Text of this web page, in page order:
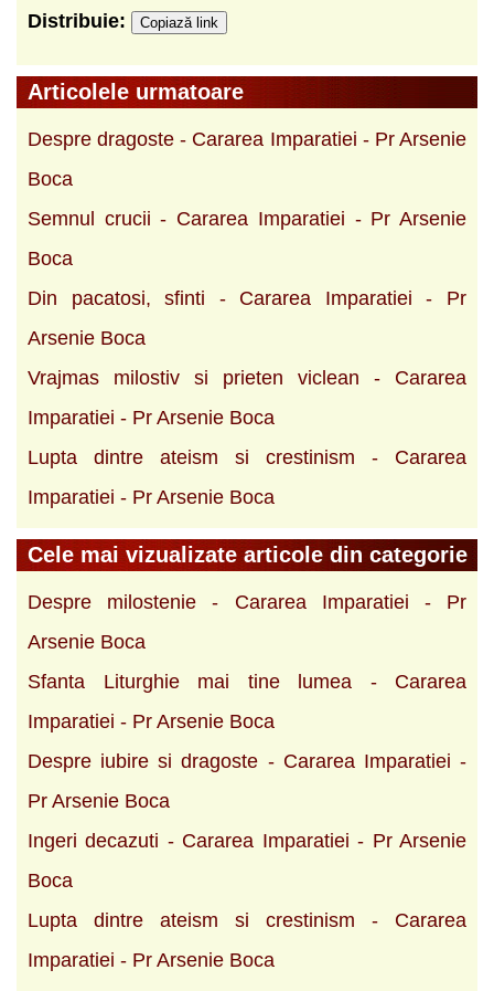
Distribuie: Copiază link
Articolele urmatoare
Despre dragoste - Cararea Imparatiei - Pr Arsenie
Boca
Semnul crucii - Cararea Imparatiei - Pr Arsenie
Boca
Din pacatosi, sfinti - Cararea Imparatiei - Pr
Arsenie Boca
Vrajmas milostiv si prieten viclean - Cararea
Imparatiei - Pr Arsenie Boca
Lupta dintre ateism si crestinism - Cararea
Imparatiei - Pr Arsenie Boca
Cele mai vizualizate articole din categorie
Despre milostenie - Cararea Imparatiei - Pr
Arsenie Boca
Sfanta Liturghie mai tine lumea - Cararea
Imparatiei - Pr Arsenie Boca
Despre iubire si dragoste - Cararea Imparatiei -
Pr Arsenie Boca
Ingeri decazuti - Cararea Imparatiei - Pr Arsenie
Boca
Lupta dintre ateism si crestinism - Cararea
Imparatiei - Pr Arsenie Boca